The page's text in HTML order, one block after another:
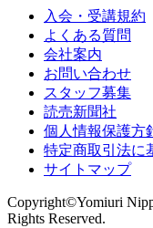
入会・受講規約
よくある質問
会社案内
お問い合わせ
スタッフ募集
読売新聞社
個人情報保護方
特定商取引法に
サイトマップ
Copyright©Yomiuri
Rights Reserved.